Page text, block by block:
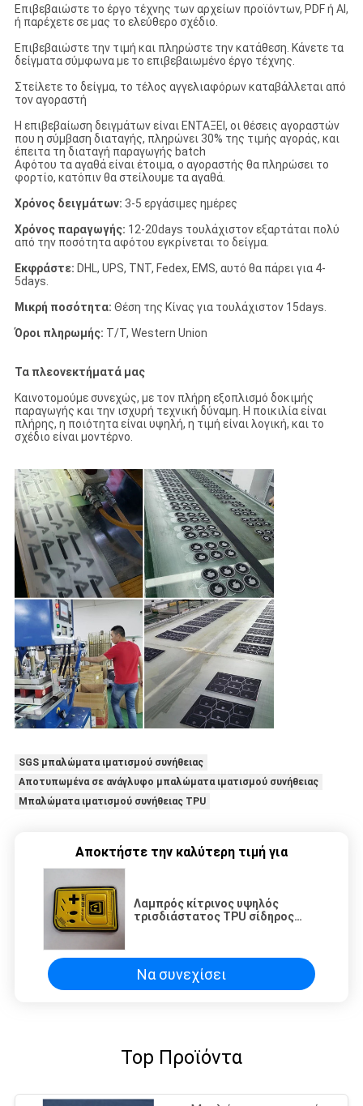
Επιβεβαιώστε το έργο τέχνης των αρχείων προϊόντων, PDF ή AI,
ή παρέχετε σε μας το ελεύθερο σχέδιο.
Επιβεβαιώστε την τιμή και πληρώστε την κατάθεση. Κάνετε τα
δείγματα σύμφωνα με το επιβεβαιωμένο έργο τέχνης.
Στείλετε το δείγμα, το τέλος αγγελιαφόρων καταβάλλεται από
τον αγοραστή
Η επιβεβαίωση δειγμάτων είναι ΕΝΤΑΞΕΙ, οι θέσεις αγοραστών
που η σύμβαση διαταγής, πληρώνει 30% της τιμής αγοράς, και
έπειτα τη διαταγή παραγωγής batch
Αφότου τα αγαθά είναι έτοιμα, ο αγοραστής θα πληρώσει το
φορτίο, κατόπιν θα στείλουμε τα αγαθά.
Χρόνος δειγμάτων: 3-5 εργάσιμες ημέρες
Χρόνος παραγωγής: 12-20days τουλάχιστον εξαρτάται πολύ
από την ποσότητα αφότου εγκρίνεται το δείγμα.
Εκφράστε: DHL, UPS, TNT, Fedex, EMS, αυτό θα πάρει για 4-
5days.
Μικρή ποσότητα: Θέση της Κίνας για τουλάχιστον 15days.
Όροι πληρωμής: T/T, Western Union
Τα πλεονεκτήματά μας
Καινοτομούμε συνεχώς, με τον πλήρη εξοπλισμό δοκιμής
παραγωγής και την ισχυρή τεχνική δύναμη. Η ποικιλία είναι
πλήρης, η ποιότητα είναι υψηλή, η τιμή είναι λογική, και το
σχέδιο είναι μοντέρνο.
SGS μπαλώματα ιματισμού συνήθειας
Αποτυπωμένα σε ανάγλυφο μπαλώματα ιματισμού συνήθειας
Μπαλώματα ιματισμού συνήθειας TPU
Αποκτήστε την καλύτερη τιμή για
Λαμπρός κίτρινος υψηλός
τρισδιάστατος TPU σίδηρος
Να συνεχίσει
Top Προϊόντα